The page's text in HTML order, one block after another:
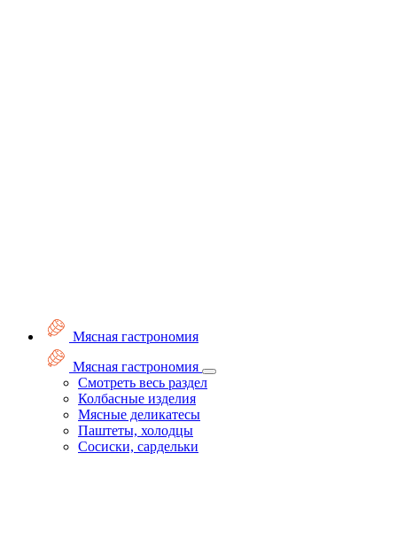
Мясная гастрономия
Мясная гастрономия
Смотреть весь раздел
Колбасные изделия
Мясные деликатесы
Паштеты, холодцы
Сосиски, сардельки